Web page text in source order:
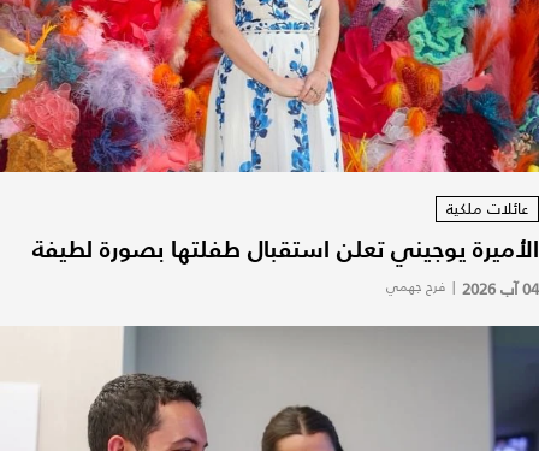
عائلات ملكية
الأميرة يوجيني تعلن استقبال طفلتها بصورة لطيفة
04 آب 2026 | فرح جهمي